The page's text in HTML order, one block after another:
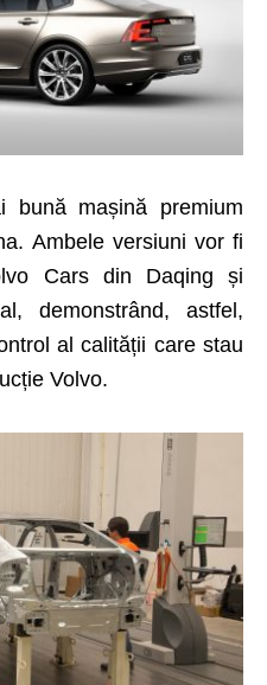
mașină premium
Ambele versiuni vor fi
Cars din Daqing și
demonstrând, astfel,
al calității care stau
Volvo.